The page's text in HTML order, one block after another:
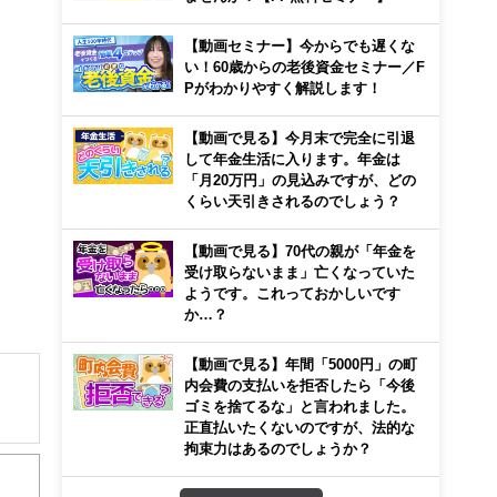
保
【動画セミナー】今からでも遅くな
い！60歳からの老後資金セミナー／F
Pがわかりやすく解説します！
【動画で見る】今月末で完全に引退
して年金生活に入ります。年金は
「月20万円」の見込みですが、どの
くらい天引きされるのでしょう？
【動画で見る】70代の親が「年金を
受け取らないまま」亡くなっていた
ようです。これっておかしいです
か…？
【動画で見る】年間「5000円」の町
内会費の支払いを拒否したら「今後
ゴミを捨てるな」と言われました。
正直払いたくないのですが、法的な
拘束力はあるのでしょうか？